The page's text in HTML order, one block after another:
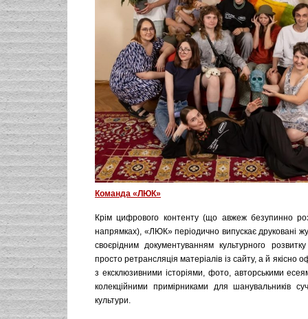
Команда «ЛЮК»
Крім цифрового контенту (що авжеж безупинно
напрямках), «ЛЮК» періодично випускає друковані
своєрідним документуванням культурного
просто ретрансляція матеріалів із сайту, а й якісно
з ексклюзивними історіями, фото, авторськими
колекційними примірниками для шанувальників
культури.